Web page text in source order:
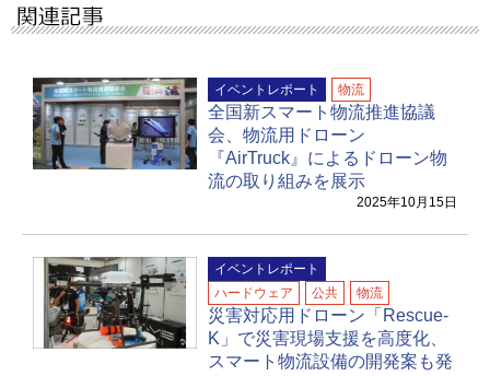
イベントレポート 物流
全国新スマート物流推進協議
会、物流用ドローン
『AirTruck』によるドローン物
流の取り組みを展示
2025年10月15日
イベントレポート
ハードウェア
公共 物流
災害対応用ドローン「Rescue-
K」で災害現場支援を高度化、
スマート物流設備の開発案も発